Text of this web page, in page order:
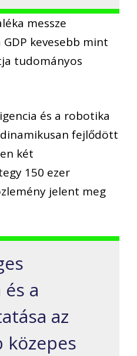
messze
kevesebb mint
tudományos
és a robotika
fejlődött
két
150 ezer
jelent meg
a
az
közepes